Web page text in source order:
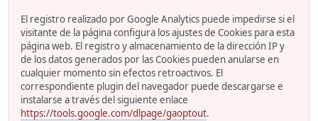
El registro realizado por Google Analytics puede impedirse si el
visitante de la página configura los ajustes de Cookies para esta
página web. El registro y almacenamiento de la dirección IP y
de los datos generados por las Cookies pueden anularse en
cualquier momento sin efectos retroactivos. El
correspondiente plugin del navegador puede descargarse e
instalarse a través del siguiente enlace
https://tools.google.com/dlpage/gaoptout.